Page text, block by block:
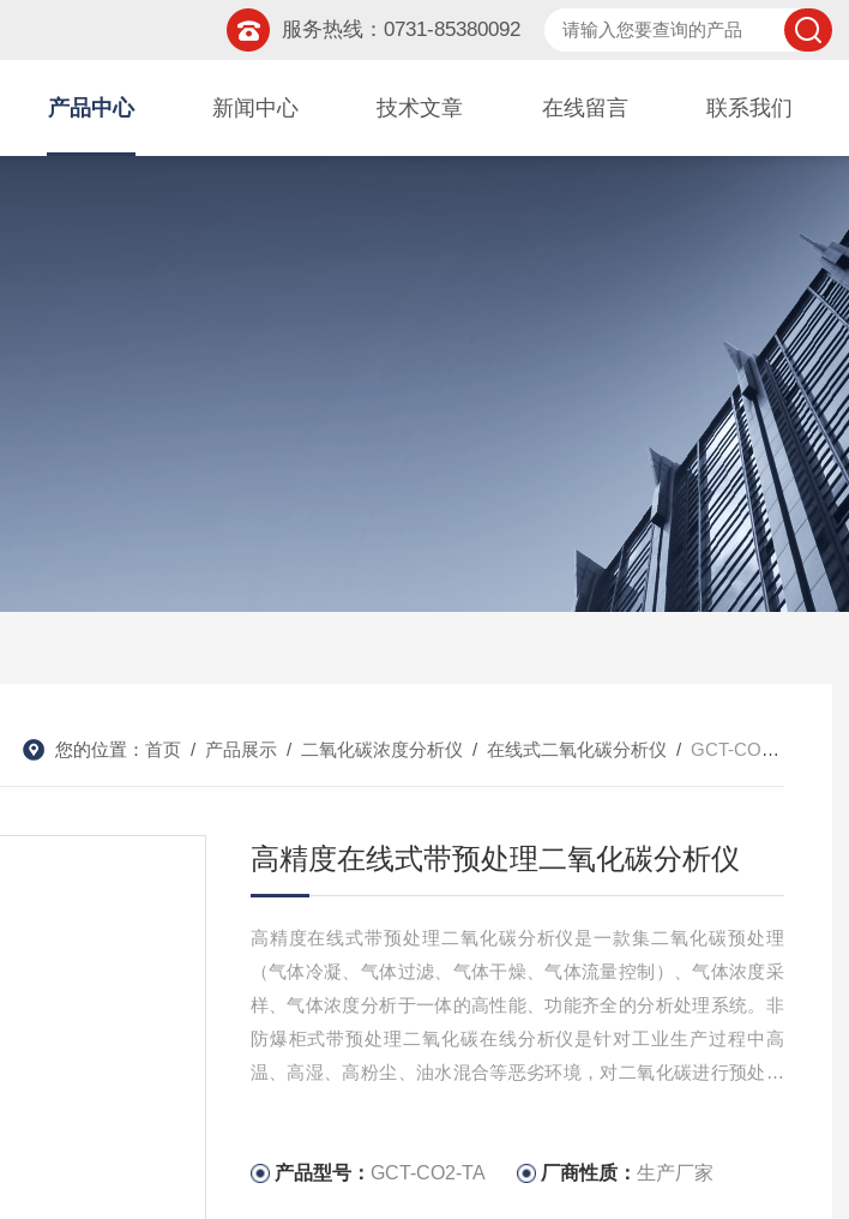
服务热线：0731-85380092
产品中心 新闻中心 技术文章 在线留言 联系我们
您的位置： 首页/ 产品展示/ 二氧化碳浓度分析仪 / 在线式二氧化碳分析仪 / GCT-CO2-TA高精度在线式带预处理二氧化碳分析仪
高精度在线式带预处理二氧化碳分析仪
高精度在线式带预处理二氧化碳分析仪是一款集二氧化碳预处理
（气体冷凝、气体过滤、气体干燥、气体流量控制）、气体浓度采
样、气体浓度分析于一体的高性能、功能齐全的分析处理系统。非
防爆柜式带预处理二氧化碳在线分析仪是针对工业生产过程中高
温、高湿、高粉尘、油水混合等恶劣环境，对二氧化碳进行预处理
产品型号： GCT-CO2-TA 厂商性质：生产厂家